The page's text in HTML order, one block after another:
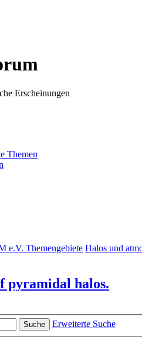
Erscheinungen
Themen
e.V. Themengebiete Halos und
pyramidal halos.
Suche
Erweiterte Suche